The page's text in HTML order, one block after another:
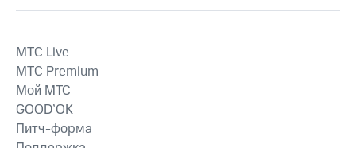
MTС Live
MTС Premium
Мой МТС
GOOD’OK
Питч-форма